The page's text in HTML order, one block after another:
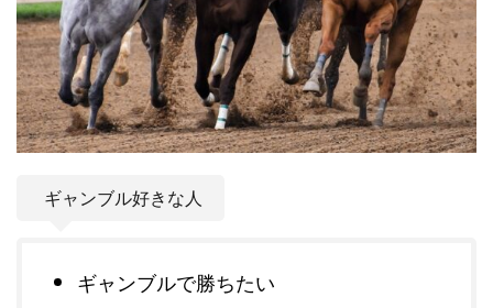
ギャンブル好きな人
ギャンブルで勝ちたい